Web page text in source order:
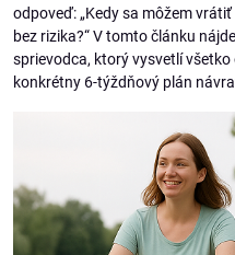
odpoveď: „Kedy sa môžem
bez rizika?“ V tomto článku
sprievodca, ktorý vysvetlí
konkrétny 6-týždňový plán